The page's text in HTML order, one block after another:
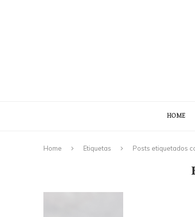
HOME
Home Etiquetas Posts etiquetados